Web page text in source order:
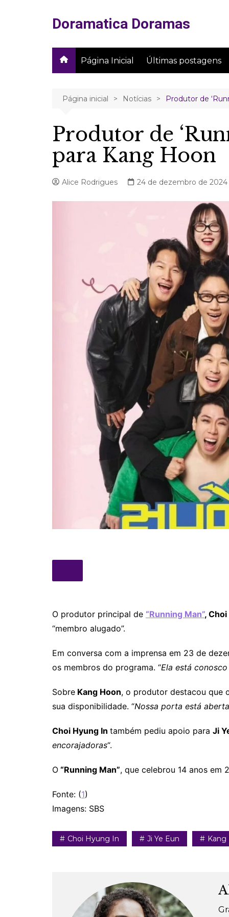
Doramatica Doramas
Página Inicial Últimas postagens
Página inicial Notícias Produtor de
Produtor de
para Kang Hoon
Alice Rodrigues 24 de dezembro de 2024
O produtor principal de “Running Man”,
“membro alugado”.
Em conversa com a imprensa em 23 de
os membros do programa. “Ela está
Sobre Kang Hoon, o produtor destacou que
sua disponibilidade. “Nossa porta está
Choi Hyung In também pediu apoio para Ji
encorajadoras“.
O “Running Man”, que celebrou 14 anos em
Fonte: (1)
Imagens: SBS
Choi Hyung In Ji Ye Eun Kang